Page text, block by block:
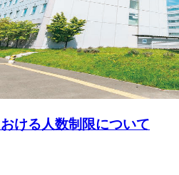
ける人数制限について